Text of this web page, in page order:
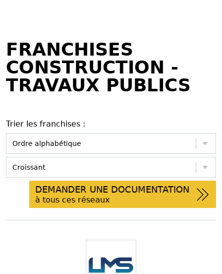
FRANCHISES
CONSTRUCTION -
TRAVAUX PUBLICS
Trier les franchises :
DEMANDER UNE DOCUMENTATION
à tous ces réseaux